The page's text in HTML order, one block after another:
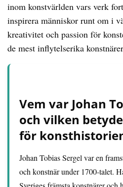
inom konstvärlden vars verk
inspirera människor runt om i
kreativitet och passion för
de mest inflytelserika
Vem var Johan
och vilken
för
Johan Tobias Sergel var en
och konstnär under 1700-talet.